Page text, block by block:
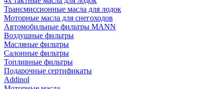
Трансмиссионные масла для лодок
Моторные масла для снегоходов
Автомобильные фильтры MANN
Воздушные фильтры
Масляные фильтры
Салонные фильтры
Топливные фильтры
Подарочные сертификаты
Addinol